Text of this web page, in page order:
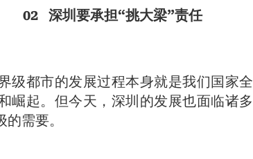
02 深圳要承担“挑大梁”责任
级都市的发展过程本身就是我们国家
崛起。但今天，深圳的发展也面临诸
需要。